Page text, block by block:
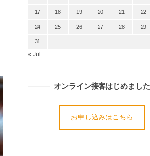
17 18 19 20 21 22
24 25 26 27 28 29
31
« Jul.
オンライン接客はじめました
お申し込みはこちら